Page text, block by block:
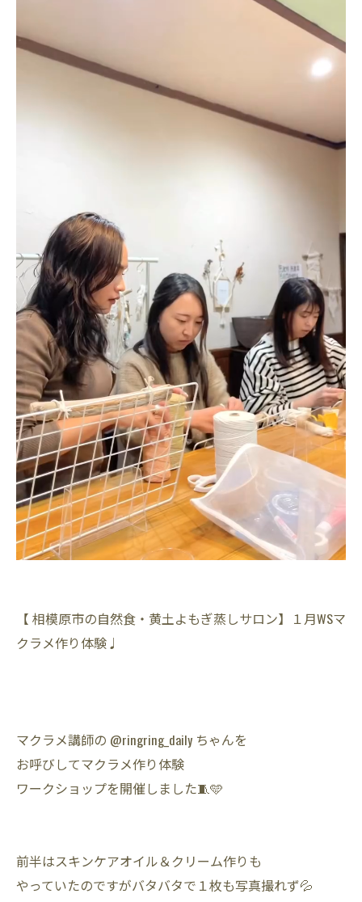
【 相模原市の自然食・黄土よもぎ蒸しサロン】１月WSマ
クラメ作り体験♩
マクラメ講師の @ringring_daily ちゃんを
お呼びしてマクラメ作り体験
ワークショップを開催しました🧵🩵
前半はスキンケアオイル＆クリーム作りも
やっていたのですがバタバタで１枚も写真撮れず💦